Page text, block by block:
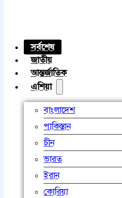
সর্বশেষ
জাতীয়
আন্তর্জাতিক
এশিয়া
বাংলাদেশ
পাকিস্তান
চীন
ভারত
ইরান
কোরিয়া